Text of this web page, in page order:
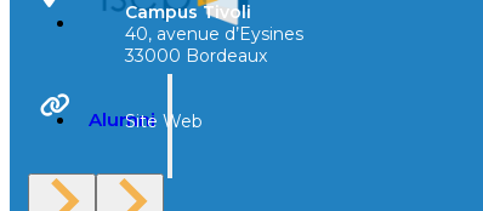
Alumni
Campus Tivoli
40, avenue d’Eysines
33000 Bordeaux
Site Web